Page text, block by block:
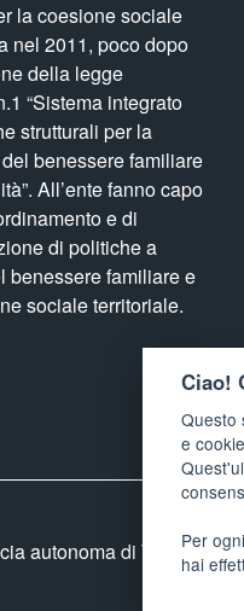
la coesione sociale
nel 2011, poco dopo
della legge
“Sistema integrato
strutturali per la
benessere familiare
All’ente fanno capo
e di
di politiche a
benessere familiare e
sociale territoriale.
autonoma di Trento -
Ciao!
Questo
e
Per
hai